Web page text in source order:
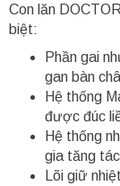
Con lăn
biệt:
Phần gai
gan bàn
Hệ thống
được đúc
Hệ thống
gia tăng
Lõi giữ